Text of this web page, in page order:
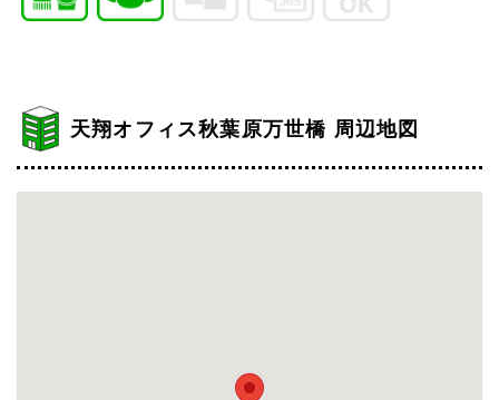
天翔オフィス秋葉原万世橋 周辺地図